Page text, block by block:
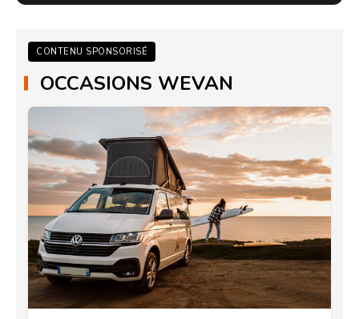
CONTENU SPONSORISÉ
OCCASIONS WEVAN